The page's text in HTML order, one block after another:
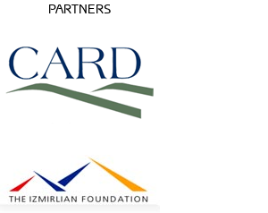
PARTNERS